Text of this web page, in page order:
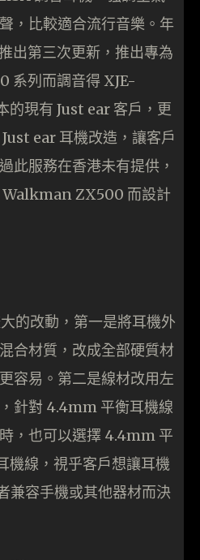
，比較適合流行音樂。年
出第三次更新，推出專為
列而調音得 XJE-
的現有 Just ear 客戶，更
ear 耳機改造，讓客戶
此服務在香港未有提供，
Walkman ZX500 而設計
的改動，第一是將耳機外
合材質，改成全部硬質材
容易。第二是線材改用左
針對 4.4mm 平衡耳機線
，也可以選擇 4.4mm 平
機線，視乎客戶想讓耳機
兼容手機或其他器材而決